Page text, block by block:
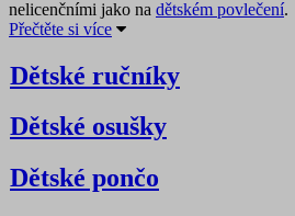
nelicenčními jako na dětském povlečení.
Přečtěte si více
Dětské ručníky
Dětské osušky
Dětské pončo